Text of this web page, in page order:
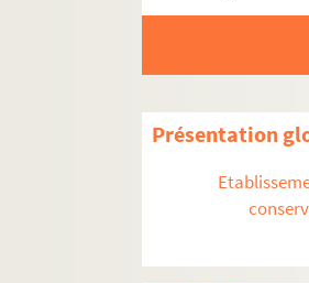
Présentation
Darlan,
Portraits
Vie